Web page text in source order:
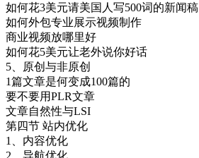
如何花3美元请美国人写500词的新闻稿
如何外包专业展示视频制作
商业视频放哪里好
如何花5美元让老外说你好话
5、原创与非原创
1篇文章是何变成100篇的
要不要用PLR文章
文章自然性与LSI
第四节 站内优化
1、内容优化